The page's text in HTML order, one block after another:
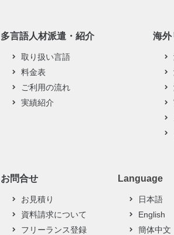
多言語人材派遣・紹介
取り扱い言語
料金表
ご利用の流れ
実績紹介
海外
お問合せ
お見積り
資料請求について
フリーランス登録
Language
日本語
English
簡体中文